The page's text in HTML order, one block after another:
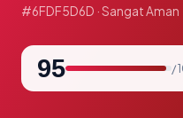
#6FDF5D6D · Sangat Aman
95 /